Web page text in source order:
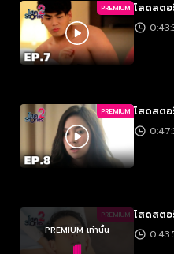
PREMIUM โสดสตอ
PREMIUM โสดสตอ
PREMIUM
PREMIUM เท่านั้น
โสดสตอ